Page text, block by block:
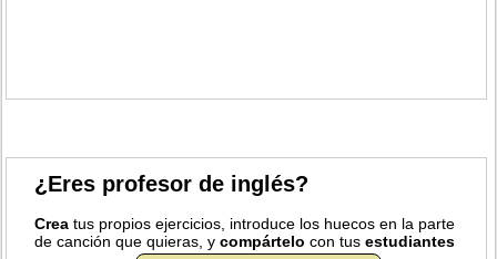
¿Eres profesor de inglés?
Crea tus propios ejercicios, introduce los huecos en la parte
de canción que quieras, ycompártelo con tusestudiantes